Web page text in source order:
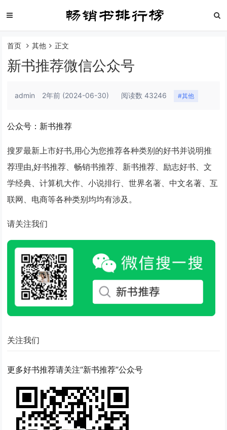
首页 其他 正文
新书推荐微信公众号
admin 2年前 (2024-06-30) 阅读数 43246 #其他
公众号：新书推荐
搜罗最新上市好书,用心为您推荐各种类别的好书并说明推
荐理由,好书推荐、畅销书推荐、新书推荐、励志好书、文
学经典、计算机大作、小说排行、世界名著、中文名著、互
联网、电商等各种类别均均有涉及。
请关注我们
关注我们
更多好书推荐请关注“新书推荐”公众号